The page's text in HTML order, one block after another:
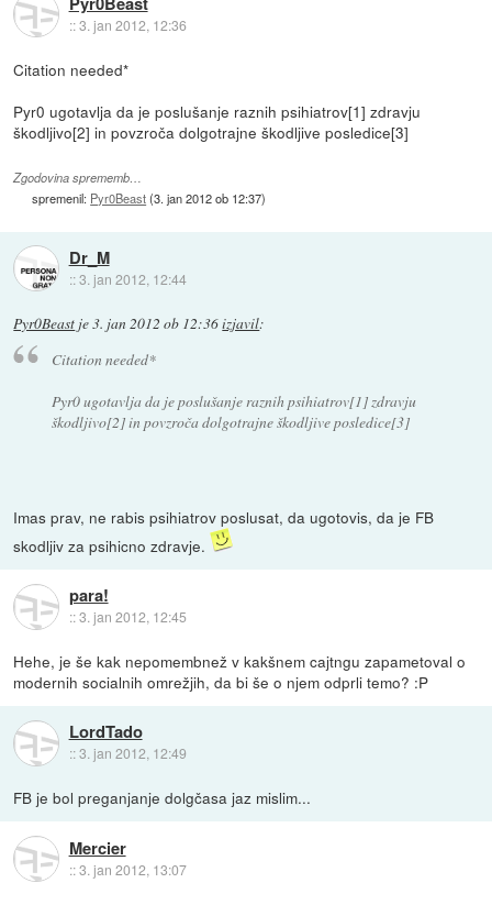
::3. jan 2012, 12:36
Citation needed*
Pyr0 ugotavlja da je poslušanje raznih psihiatrov[1] zdravju
škodljivo[2] in povzroča dolgotrajne škodljive posledice[3]
Zgodovina sprememb…
spremenil: Pyr0Beast(3. jan 2012 ob 12:37)
Dr_M
::3. jan 2012, 12:44
Pyr0Beast je3. jan 2012 ob 12:36izjavil:
Citation needed*
Pyr0 ugotavlja da je poslušanje raznih psihiatrov[1] zdravju
škodljivo[2] in povzroča dolgotrajne škodljive posledice[3]
Imas prav, ne rabis psihiatrov poslusat, da ugotovis, da je FB
skodljiv za psihicno zdravje.
para!
::3. jan 2012, 12:45
Hehe, je še kak nepomembnež v kakšnem cajtngu zapametoval o
modernih socialnih omrežjih, da bi še o njem odprli temo? :P
LordTado
::3. jan 2012, 12:49
FB je bol preganjanje dolgčasa jaz mislim...
Mercier
::3. jan 2012, 13:07